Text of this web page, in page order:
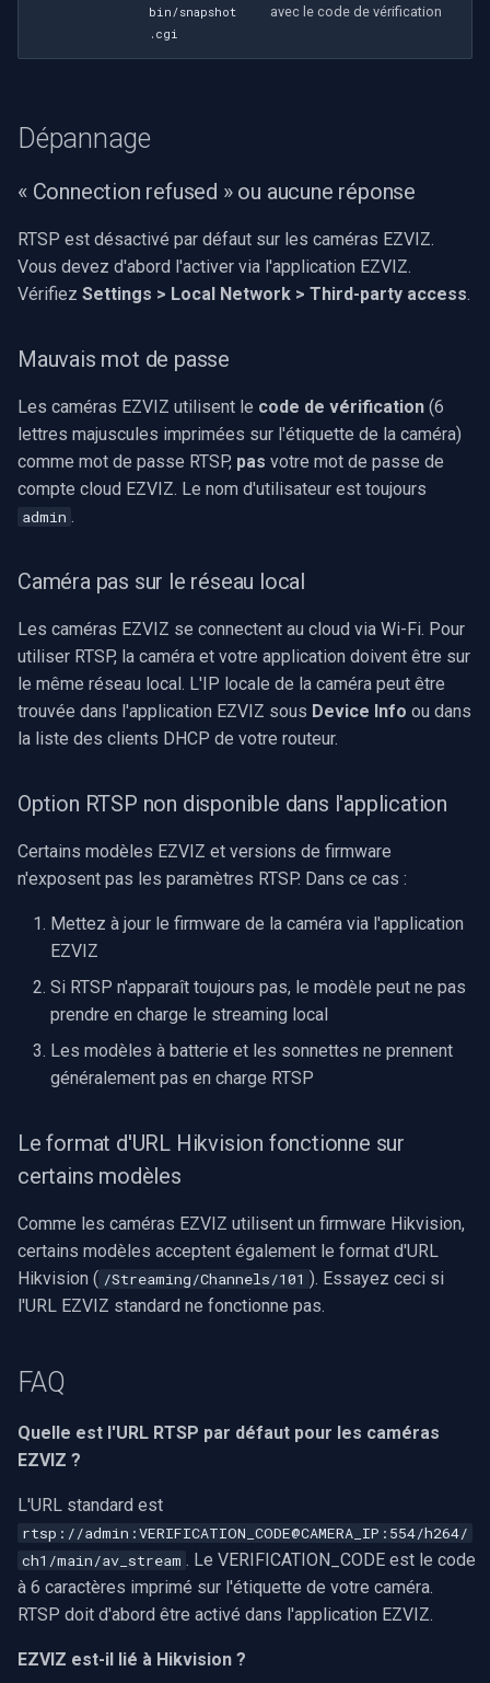
bin/snapshot
.cgi
avec le code de vérification
Dépannage
« Connection refused » ou aucune réponse
RTSP est désactivé par défaut sur les caméras EZVIZ.
Vous devez d'abord l'activer via l'application EZVIZ.
Vérifiez Settings > Local Network > Third-party access.
Mauvais mot de passe
Les caméras EZVIZ utilisent le code de vérification (6
lettres majuscules imprimées sur l'étiquette de la caméra)
comme mot de passe RTSP, pas votre mot de passe de
compte cloud EZVIZ. Le nom d'utilisateur est toujours
admin .
Caméra pas sur le réseau local
Les caméras EZVIZ se connectent au cloud via Wi-Fi. Pour
utiliser RTSP, la caméra et votre application doivent être sur
le même réseau local. L'IP locale de la caméra peut être
trouvée dans l'application EZVIZ sous Device Info ou dans
la liste des clients DHCP de votre routeur.
Option RTSP non disponible dans l'application
Certains modèles EZVIZ et versions de firmware
n'exposent pas les paramètres RTSP. Dans ce cas :
Mettez à jour le firmware de la caméra via l'application
EZVIZ
Si RTSP n'apparaît toujours pas, le modèle peut ne pas
prendre en charge le streaming local
Les modèles à batterie et les sonnettes ne prennent
généralement pas en charge RTSP
Le format d'URL Hikvision fonctionne sur
certains modèles
Comme les caméras EZVIZ utilisent un firmware Hikvision,
certains modèles acceptent également le format d'URL
Hikvision ( /Streaming/Channels/101 ). Essayez ceci si
l'URL EZVIZ standard ne fonctionne pas.
FAQ
Quelle est l'URL RTSP par défaut pour les caméras
EZVIZ ?
L'URL standard est
rtsp://admin:VERIFICATION_CODE@CAMERA_IP:554/h264/
ch1/main/av_stream . Le VERIFICATION_CODE est le code
à 6 caractères imprimé sur l'étiquette de votre caméra.
RTSP doit d'abord être activé dans l'application EZVIZ.
EZVIZ est-il lié à Hikvision ?